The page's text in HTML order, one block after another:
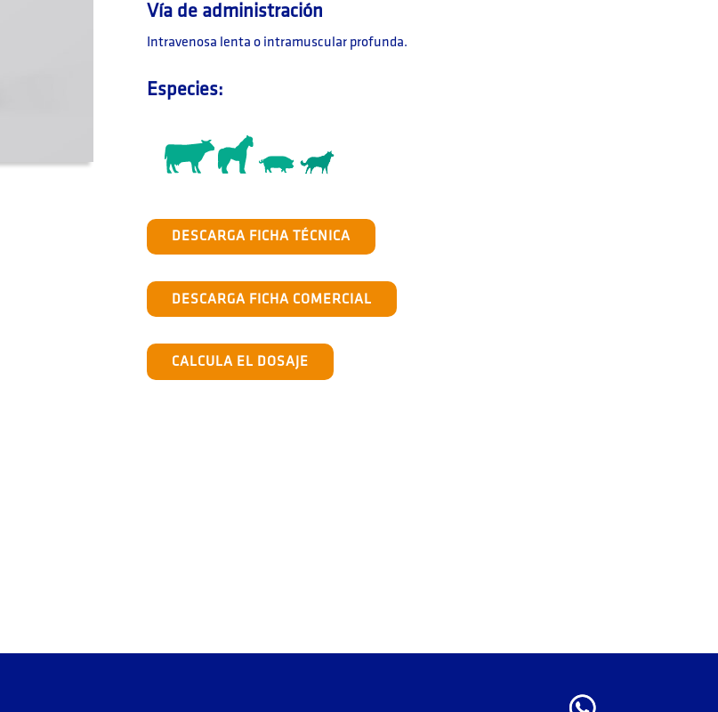
Vía de administración
Intravenosa lenta o intramuscular profunda.
Especies:
DESCARGA FICHA TÉCNICA
DESCARGA FICHA COMERCIAL
CALCULA EL DOSAJE